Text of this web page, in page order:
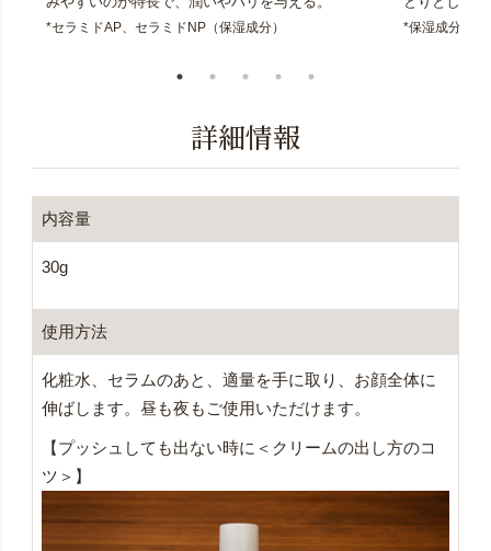
*セラミドAP、セラミドNP（保湿成分） *保湿成分
詳細情報
内容量
30g
使用方法
化粧水、セラムのあと、適量を手に取り、お顔全体に
伸ばします。昼も夜もご使用いただけます。
【プッシュしても出ない時に＜クリームの出し方のコ
ツ＞】